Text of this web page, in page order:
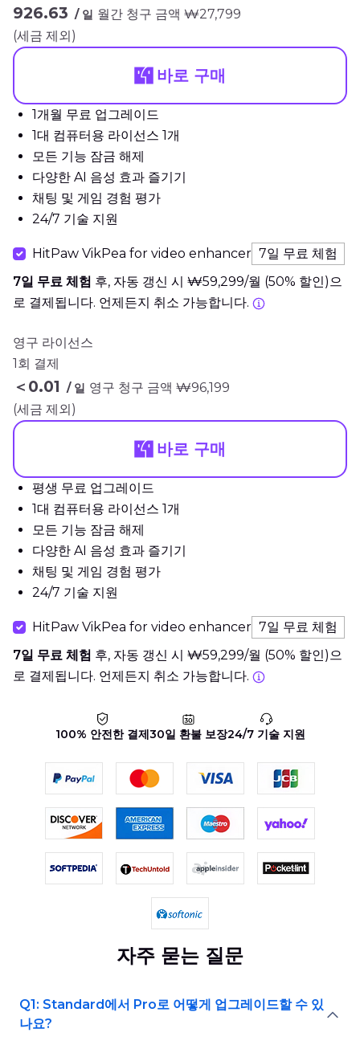
₩926.63 / 일 월간 청구 금액 ₩27,799
(세금 제외)
바로 구매
1개월 무료 업그레이드
1대 컴퓨터용 라이선스 1개
모든 기능 잠금 해제
다양한 AI 음성 효과 즐기기
채팅 및 게임 경험 평가
24/7 기술 지원
HitPaw VikPea for video enhancer 7일 무료 체험
7일 무료 체험 후, 자동 갱신 시 ₩59,299/월 (50% 할인)으
로 결제됩니다. 언제든지 취소 가능합니다.
영구 라이선스
1회 결제
＜₩0.01 / 일 영구 청구 금액 ₩96,199
(세금 제외)
바로 구매
평생 무료 업그레이드
1대 컴퓨터용 라이선스 1개
모든 기능 잠금 해제
다양한 AI 음성 효과 즐기기
채팅 및 게임 경험 평가
24/7 기술 지원
HitPaw VikPea for video enhancer 7일 무료 체험
7일 무료 체험 후, 자동 갱신 시 ₩59,299/월 (50% 할인)으
로 결제됩니다. 언제든지 취소 가능합니다.
100% 안전한 결제30일 환불 보장24/7 기술 지원
자주 묻는 질문
Q1: Standard에서 Pro로 어떻게 업그레이드할 수 있
나요?